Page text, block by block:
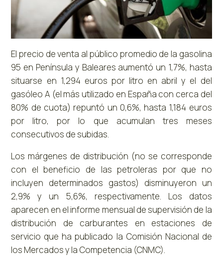
El precio de venta al público promedio de la gasolina
95 en Península y Baleares aumentó un 1,7%, hasta
situarse en 1,294 euros por litro en abril y el del
gasóleo A (el más utilizado en España con cerca del
80% de cuota) repuntó un 0,6%, hasta 1,184 euros
por litro, por lo que acumulan tres meses
consecutivos de subidas.
Los márgenes de distribución (no se corresponde
con el beneficio de las petroleras por que no
incluyen determinados gastos) disminuyeron un
2,9% y un 5,6%, respectivamente. Los datos
aparecen en el informe mensual de supervisión de la
distribución de carburantes en estaciones de
servicio que ha publicado la Comisión Nacional de
los Mercados y la Competencia (CNMC).